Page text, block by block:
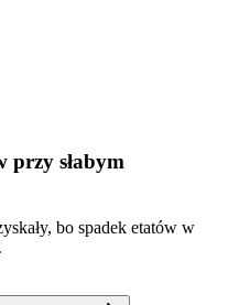
przy słabym
bo spadek etatów w